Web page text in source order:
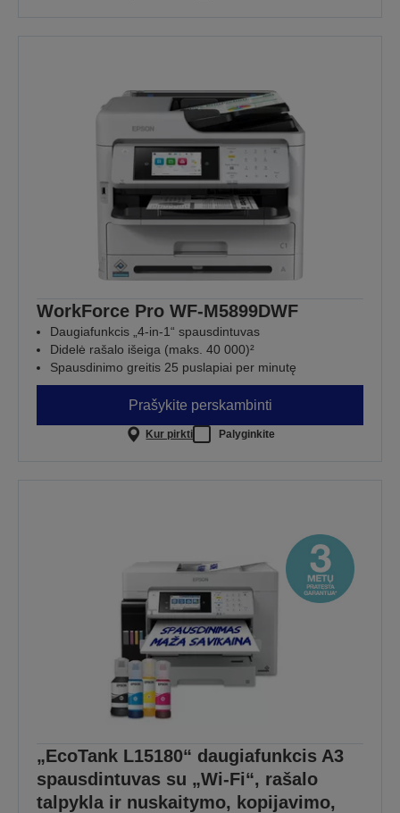
WorkForce Pro WF-M5899DWF
Daugiafunkcis „4-in-1“ spausdintuvas
Didelė rašalo išeiga (maks. 40 000)²
Spausdinimo greitis 25 puslapiai per minutę
Prašykite perskambinti
Kur pirkti Palyginkite
„EcoTank L15180“ daugiafunkcis A3
spausdintuvas su „Wi-Fi“, rašalo
talpykla ir nuskaitymo, kopijavimo,